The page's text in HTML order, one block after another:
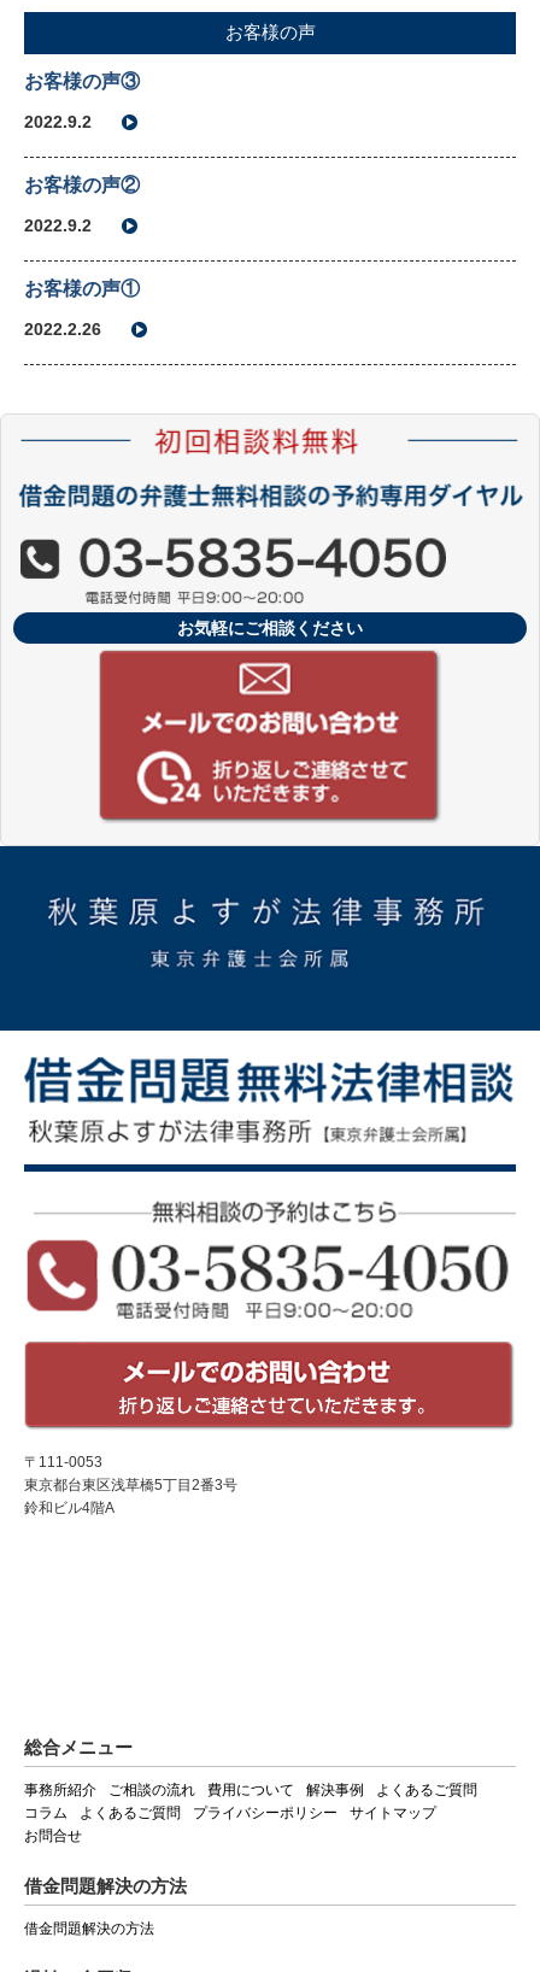
お客様の声
お客様の声③
2022.9.2
お客様の声②
2022.9.2
お客様の声①
2022.2.26
お気軽にご相談ください
〒111-0053
東京都台東区浅草橋5丁目2番3号
鈴和ビル4階A
総合メニュー
事務所紹介 ご相談の流れ 費用について 解決事例
よくあるご質問
コラム
よくあるご質問 プライバシーポリシー
サイトマップ
お問合せ
借金問題解決の方法
借金問題解決の方法